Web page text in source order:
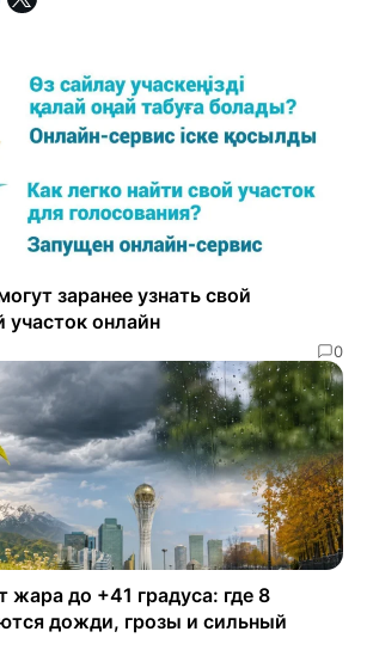
заранее узнать свой
участок онлайн
0
жара до +41 градуса: где 8
дожди, грозы и сильный